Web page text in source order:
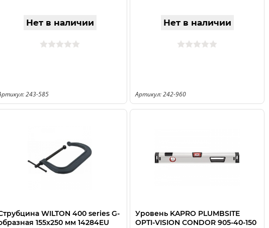
Нет в наличии
243-585
Нет в наличии
Артикул: 242-960
WILTON 400 series G-
155х250 мм 14284EU
Уровень KAPRO PLUMBSITE
OPTI-VISION CONDOR 905-40-150